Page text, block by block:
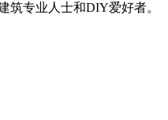
筑专业人士和DIY爱好者。